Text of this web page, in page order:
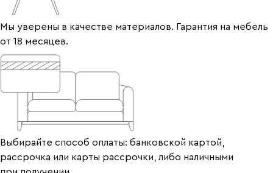
Мы уверены в качестве материалов. Гарантия на мебель
от 18 месяцев.
Выбирайте способ оплаты: банковской картой,
рассрочка или карты рассрочки, либо наличными